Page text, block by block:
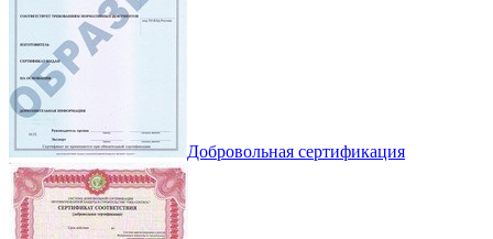
Добровольная сертификация